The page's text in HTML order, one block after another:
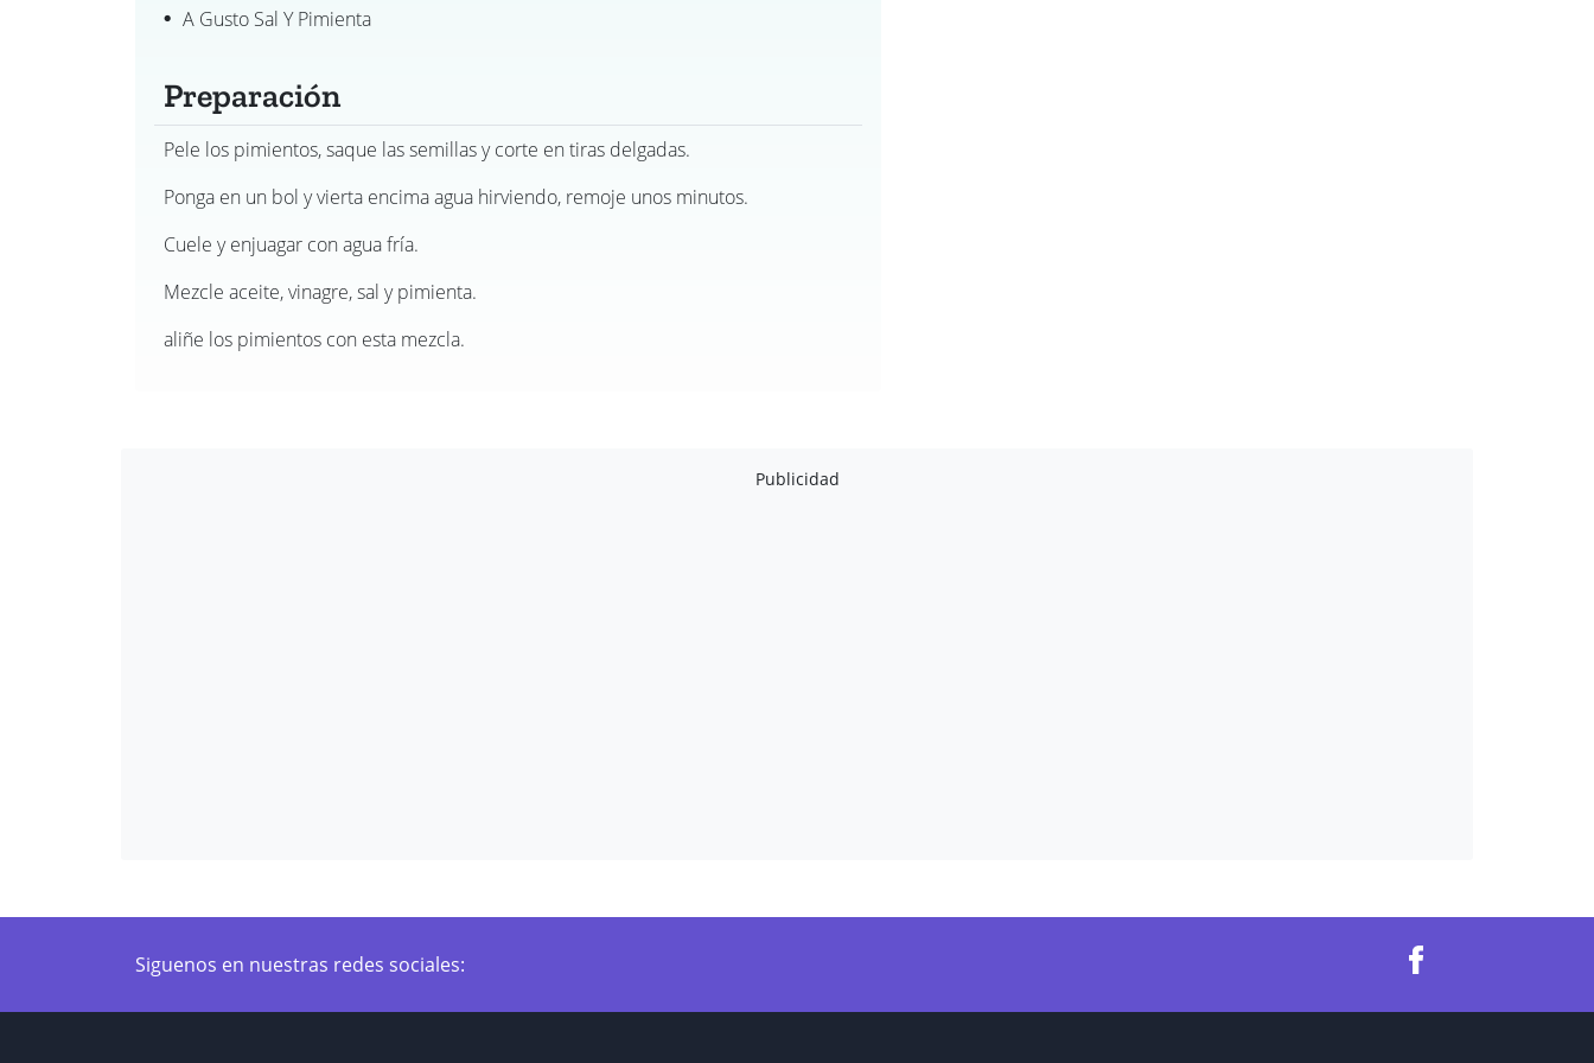
A Gusto Sal Y Pimienta
Preparación
Pele los pimientos, saque las semillas y corte en tiras delgadas.
Ponga en un bol y vierta encima agua hirviendo, remoje unos minutos.
Cuele y enjuagar con agua fría.
Mezcle aceite, vinagre, sal y pimienta.
aliñe los pimientos con esta mezcla.
Publicidad
Siguenos en nuestras redes sociales: